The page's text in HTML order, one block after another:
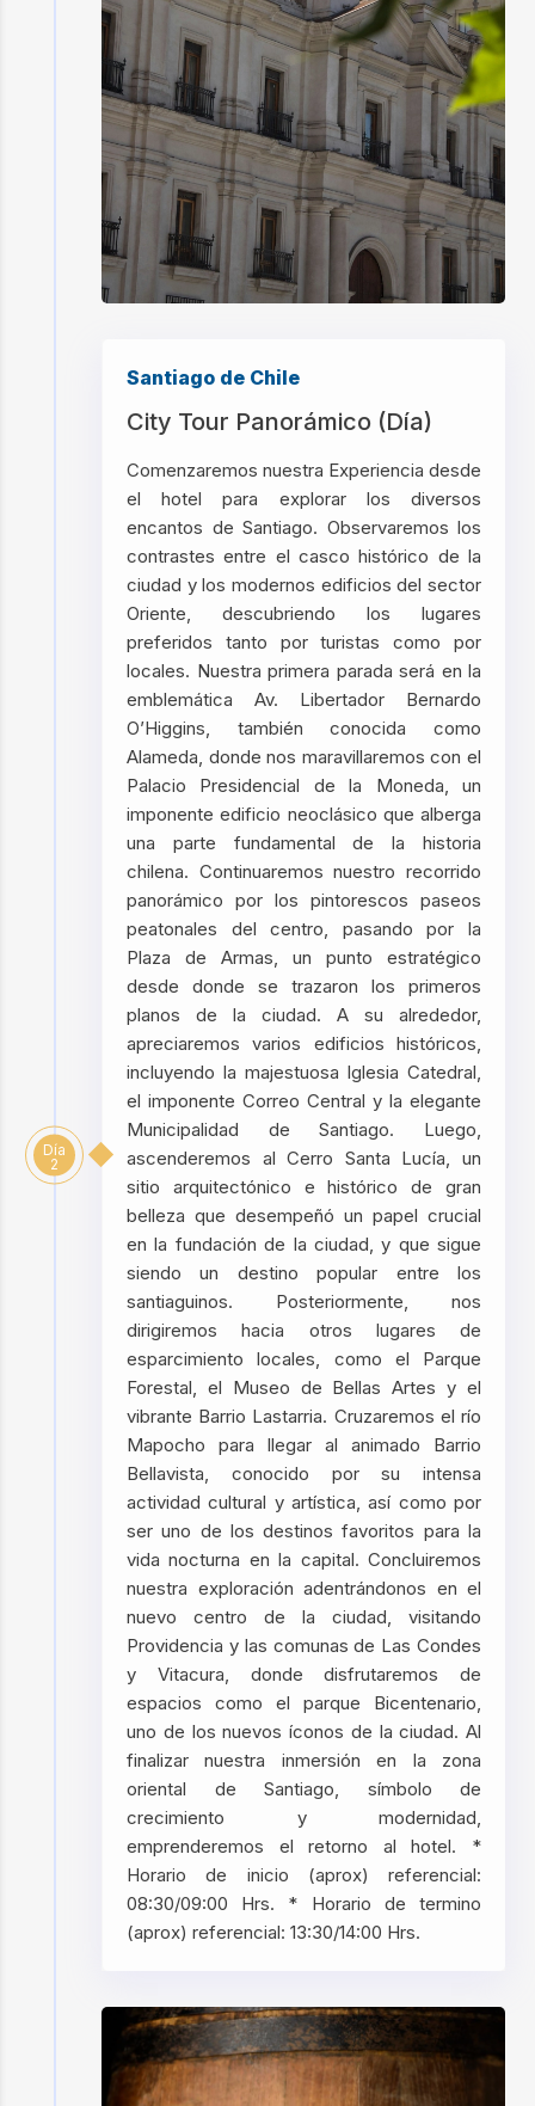
Día
2
Santiago de Chile
City Tour Panorámico (Día)
Comenzaremos nuestra Experiencia desde
el hotel para explorar los diversos
encantos de Santiago. Observaremos los
contrastes entre el casco histórico de la
ciudad y los modernos edificios del sector
Oriente, descubriendo los lugares
preferidos tanto por turistas como por
locales. Nuestra primera parada será en la
emblemática Av. Libertador Bernardo
O’Higgins, también conocida como
Alameda, donde nos maravillaremos con el
Palacio Presidencial de la Moneda, un
imponente edificio neoclásico que alberga
una parte fundamental de la historia
chilena. Continuaremos nuestro recorrido
panorámico por los pintorescos paseos
peatonales del centro, pasando por la
Plaza de Armas, un punto estratégico
desde donde se trazaron los primeros
planos de la ciudad. A su alrededor,
apreciaremos varios edificios históricos,
incluyendo la majestuosa Iglesia Catedral,
el imponente Correo Central y la elegante
Municipalidad de Santiago. Luego,
ascenderemos al Cerro Santa Lucía, un
sitio arquitectónico e histórico de gran
belleza que desempeñó un papel crucial
en la fundación de la ciudad, y que sigue
siendo un destino popular entre los
santiaguinos. Posteriormente, nos
dirigiremos hacia otros lugares de
esparcimiento locales, como el Parque
Forestal, el Museo de Bellas Artes y el
vibrante Barrio Lastarria. Cruzaremos el río
Mapocho para llegar al animado Barrio
Bellavista, conocido por su intensa
actividad cultural y artística, así como por
ser uno de los destinos favoritos para la
vida nocturna en la capital. Concluiremos
nuestra exploración adentrándonos en el
nuevo centro de la ciudad, visitando
Providencia y las comunas de Las Condes
y Vitacura, donde disfrutaremos de
espacios como el parque Bicentenario,
uno de los nuevos íconos de la ciudad. Al
finalizar nuestra inmersión en la zona
oriental de Santiago, símbolo de
crecimiento y modernidad,
emprenderemos el retorno al hotel. *
Horario de inicio (aprox) referencial:
08:30/09:00 Hrs. * Horario de termino
(aprox) referencial: 13:30/14:00 Hrs.